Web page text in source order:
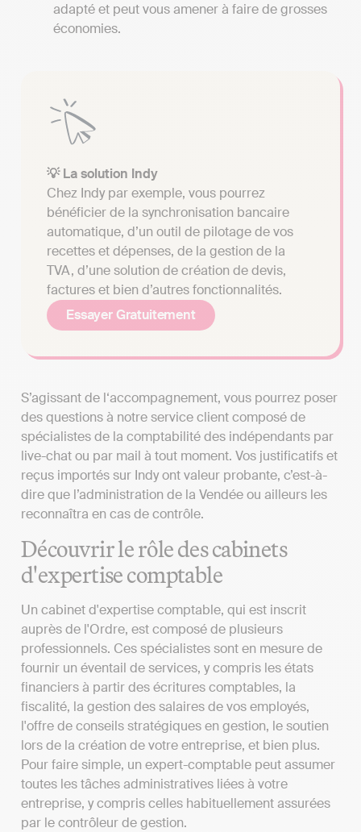
adapté et peut vous amener à faire de grosses
économies.
💡 La solution Indy
Chez Indy par exemple, vous pourrez
bénéficier de la synchronisation bancaire
automatique, d’un outil de pilotage de vos
recettes et dépenses, de la gestion de la
TVA, d’une solution de création de devis,
factures et bien d’autres fonctionnalités.
Essayer Gratuitement
S’agissant de l‘accompagnement, vous pourrez poser
des questions à notre service client composé de
spécialistes de la comptabilité des indépendants par
live-chat ou par mail à tout moment. Vos justificatifs et
reçus importés sur Indy ont valeur probante, c’est-à-
dire que l’administration de la Vendée ou ailleurs les
reconnaîtra en cas de contrôle.
Découvrir le rôle des cabinets
d'expertise comptable
Un cabinet d'expertise comptable, qui est inscrit
auprès de l'Ordre, est composé de plusieurs
professionnels. Ces spécialistes sont en mesure de
fournir un éventail de services, y compris les états
financiers à partir des écritures comptables, la
fiscalité, la gestion des salaires de vos employés,
l'offre de conseils stratégiques en gestion, le soutien
lors de la création de votre entreprise, et bien plus.
Pour faire simple, un expert-comptable peut assumer
toutes les tâches administratives liées à votre
entreprise, y compris celles habituellement assurées
par le contrôleur de gestion.